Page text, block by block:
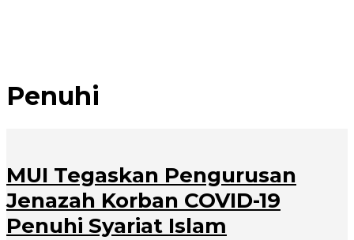
Penuhi
MUI Tegaskan Pengurusan
Jenazah Korban COVID-19
Penuhi Syariat Islam